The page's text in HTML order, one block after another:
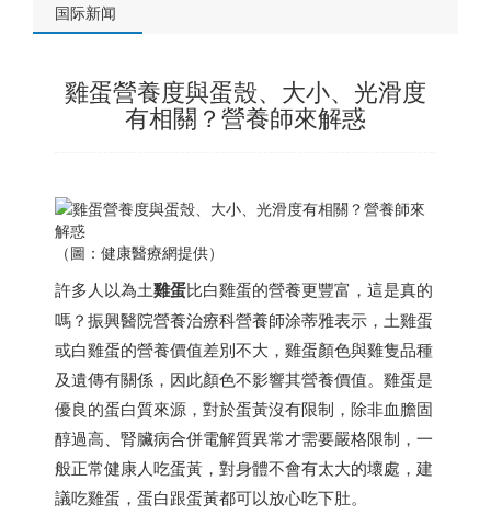
国际新闻
雞蛋營養度與蛋殼、大小、光滑度
有相關？營養師來解惑
（圖：健康醫療網提供）
許多人以為土雞蛋比白雞蛋的營養更豐富，這是真的
嗎？振興醫院營養治療科營養師涂蒂雅表示，土雞蛋
或白雞蛋的營養價值差別不大，雞蛋顏色與雞隻品種
及遺傳有關係，因此顏色不影響其營養價值。雞蛋是
優良的蛋白質來源，對於蛋黃沒有限制，除非血膽固
醇過高、腎臟病合併電解質異常才需要嚴格限制，一
般正常健康人吃蛋黃，對身體不會有太大的壞處，建
議吃雞蛋，蛋白跟蛋黃都可以放心吃下肚。